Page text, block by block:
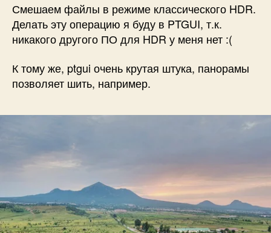
Смешаем файлы в режиме классического HDR.
Делать эту операцию я буду в PTGUI, т.к.
никакого другого ПО для HDR у меня нет :(
К тому же, ptgui очень крутая штука, панорамы
позволяет шить, например.